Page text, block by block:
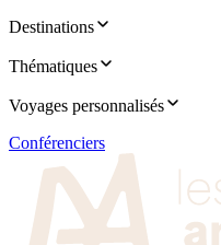
Destinations
Thématiques
Voyages personnalisés
Conférenciers